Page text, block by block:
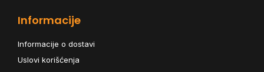
Informacije
Informacije o dostavi
Uslovi korišćenja